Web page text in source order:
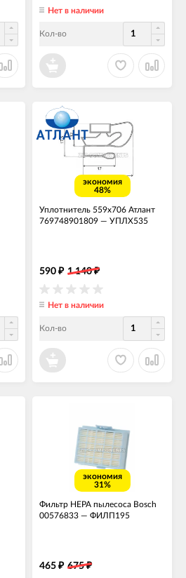
Нет в наличии
Кол-во
экономия
48%
Уплотнитель 559x706 Атлант
769748901809 — УПЛХ535
590 ₽ 1 140₽
Нет в наличии
Кол-во
экономия
31%
Фильтр HEPA пылесоса Bosch
00576833 — ФИЛП195
465 ₽ 675₽